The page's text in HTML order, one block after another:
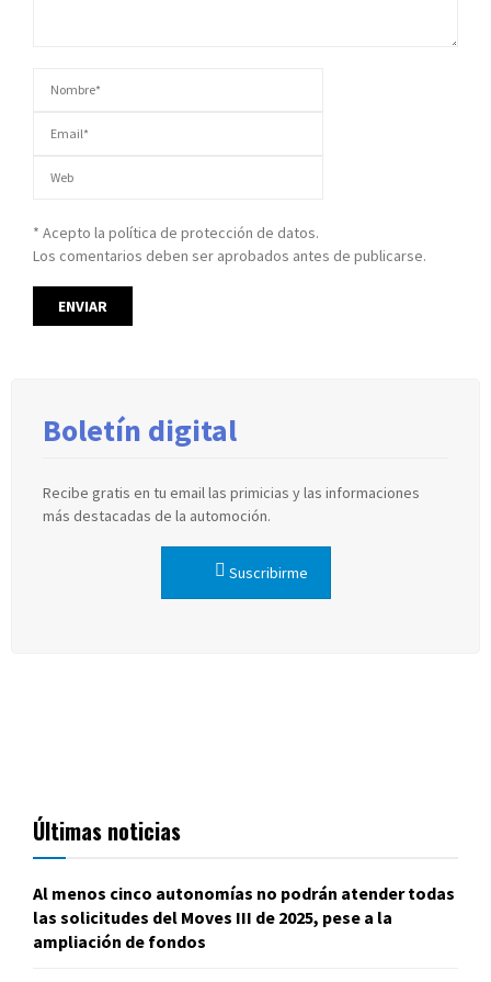
* Acepto la política de protección de datos.
Los comentarios deben ser aprobados antes de publicarse.
Boletín digital
Recibe gratis en tu email las primicias y las informaciones
más destacadas de la automoción.
Suscribirme
Últimas noticias
Al menos cinco autonomías no podrán atender todas
las solicitudes del Moves III de 2025, pese a la
ampliación de fondos